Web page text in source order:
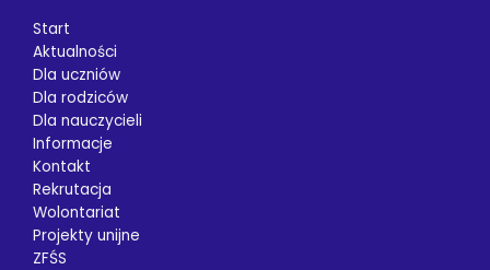
Start
Aktualności
Dla uczniów
Dla rodziców
Dla nauczycieli
Informacje
Kontakt
Rekrutacja
Wolontariat
Projekty unijne
ZFŚS